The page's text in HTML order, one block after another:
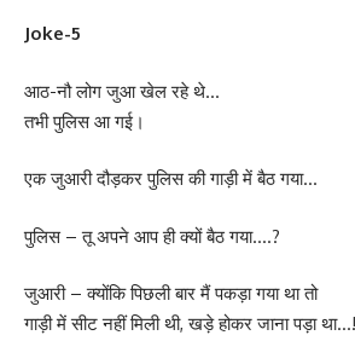
Joke-5
आठ-नौ लोग जुआ खेल रहे थे…
तभी पुलिस आ गई।
एक जुआरी दौड़कर पुलिस की गाड़ी में बैठ गया…
पुलिस – तू अपने आप ही क्यों बैठ गया….?
जुआरी – क्योंकि पिछली बार मैं पकड़ा गया था तो
गाड़ी में सीट नहीं मिली थी, खड़े होकर जाना पड़ा